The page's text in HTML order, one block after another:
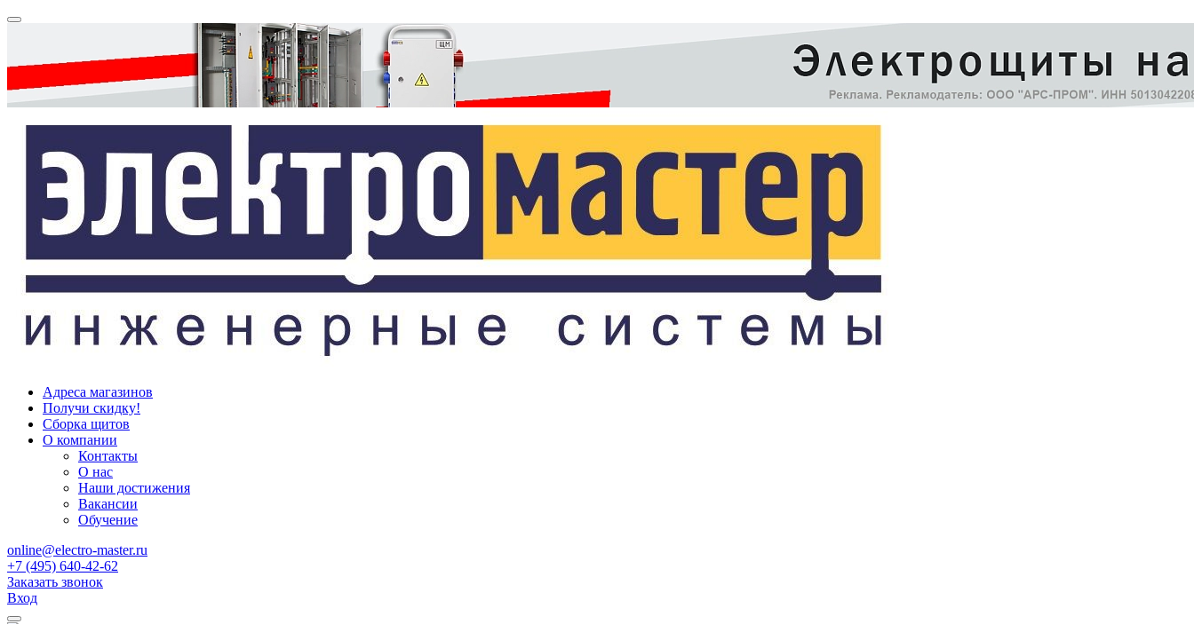
Адреса магазинов
Получи скидку!
Сборка щитов
О компании
Контакты
О нас
Наши достижения
Вакансии
Обучение
online@electro-master.ru
+7 (495) 640-42-62
Заказать звонок
Вход